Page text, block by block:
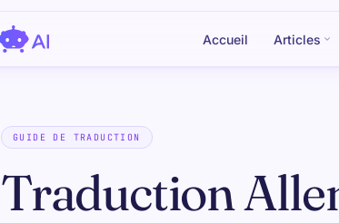
Accueil Articles
GUIDE DE TRADUCTION
Traduction